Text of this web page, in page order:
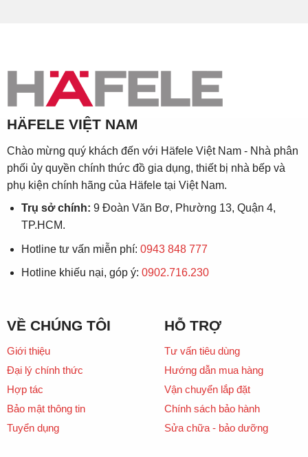
HÄFELE VIỆT NAM
Chào mừng quý khách đến với Häfele Việt Nam - Nhà phân
phối ủy quyền chính thức đồ gia dụng, thiết bị nhà bếp và
phụ kiện chính hãng của Häfele tại Việt Nam.
Trụ sở chính: 9 Đoàn Văn Bơ, Phường 13, Quận 4,
TP.HCM.
Hotline tư vấn miễn phí: 0943 848 777
Hotline khiếu nại, góp ý: 0902.716.230
VỀ CHÚNG TÔI
Giới thiệu
Đại lý chính thức
Hợp tác
Bảo mật thông tin
Tuyển dụng
HỖ TRỢ
Tư vấn tiêu dùng
Hướng dẫn mua hàng
Vận chuyển lắp đặt
Chính sách bảo hành
Sửa chữa - bảo dưỡng